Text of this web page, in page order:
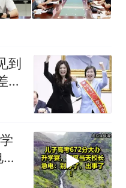
到
最